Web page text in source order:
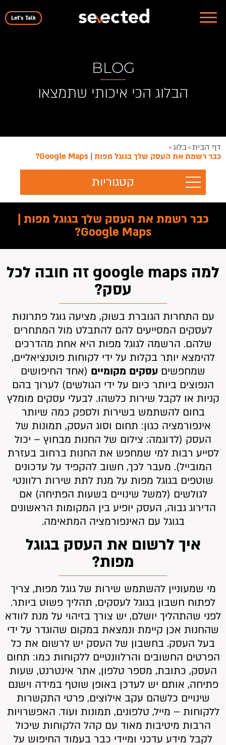
Let's Talk
BLOG
הבלוג הכי איכותי שתמצאו
דף הבית>בלוג>
כבר רשמת את העסק שלך בגוגל מפות | Google Maps?
קטגוריות
כבר רשמת את העסק שלך בגוגל מפות |
Google Maps?
למה google maps זה חובה לכל
עסק?
עם התחרות הגוברת בשוק, מציעה גוגל פתרונות
לעסקים המסייעים להם להתבלט מול המתחרים
שלהם. הרשמה לגוגל מפות היא אחת מהדרכים
להימצא יותר בקלות על ידי לקוחות פוטנציאליים,
שמחפשים עסקים מקומיים (אחד החיפושים
הנפוצים ביותר כיום על ידי הגולשים) לערוך בהם
קניות או לקבל שירות כלשהו. לבעלי עסקים מומלץ
בחום להשתמש בשירות ולספק כמה שיותר
אינפורמציה כגון: תחום וסוג העסק, תמונות של
העסק (לדוגמה: צילום של החנות מבחוץ – יכול
לסייע רבות למי שמחפש את החנות ברחוב בעזרת
המובייל). מעבר לכך, חשוב להקפיד על עדכונים
שוטפים בגוגל מפות על מנת לתת שירות רלוונטי
לגולשים (למשל שינויים בשעות הפתיחה) אם
הדירוג גבוה, העסק יופיע בין המקומות הראשונים
בגוגל עם האינפורמציה המתאימה.
איך לרשום את העסק בגוגל
מפות?
מי שמעוניין להשתמש שירות של גוגל מפות, צריך
לפתוח חשבון בגוגל לעסקים, תהליך פשוט ביותר.
לפני שהתהליך יושלם, יש צורך בזיהוי על מנת לוודא
שהחנות אכן קיימת ונמצאת במקום שהוגדר על ידי
בעל העסק. בחשבון של העסק יש לרשום את כל
הפרטים החשובים והרלוונטיים ללקוחות כמו: תחום
העסק, כתובת, מספר טלפון, אתר אינטרנט, שעות
פתיחה, אותם יש לעדכן באופן שוטף במידה וישנם
שינויים כלשהם עקב אילוצים, פרטי התקשרות
ללקוחות – מייל, טלפונים, תמונות ועוד. האפשרויות
הרבות מיטיבות מאוד עם קהל הלקוחות שיכול
לקבל מידע עדכני ומיידי כבר בעמוד החיפוש על